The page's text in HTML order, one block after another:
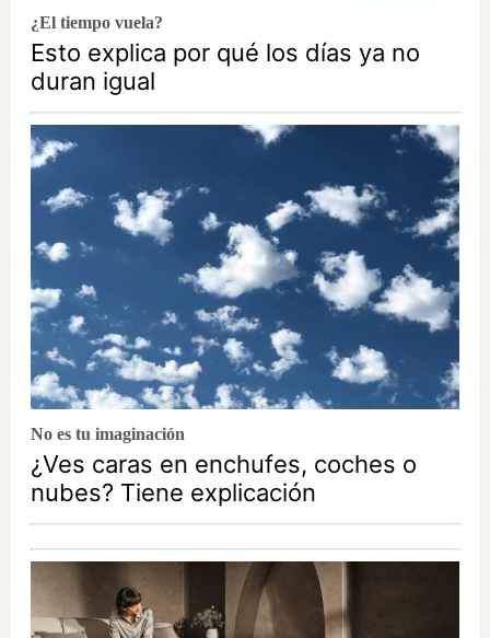
¿El tiempo vuela?
Esto explica por qué los días ya no
duran igual
No es tu imaginación
¿Ves caras en enchufes, coches o
nubes? Tiene explicación